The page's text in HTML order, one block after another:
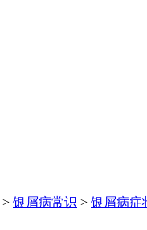
> 银屑病常识 > 银屑病症